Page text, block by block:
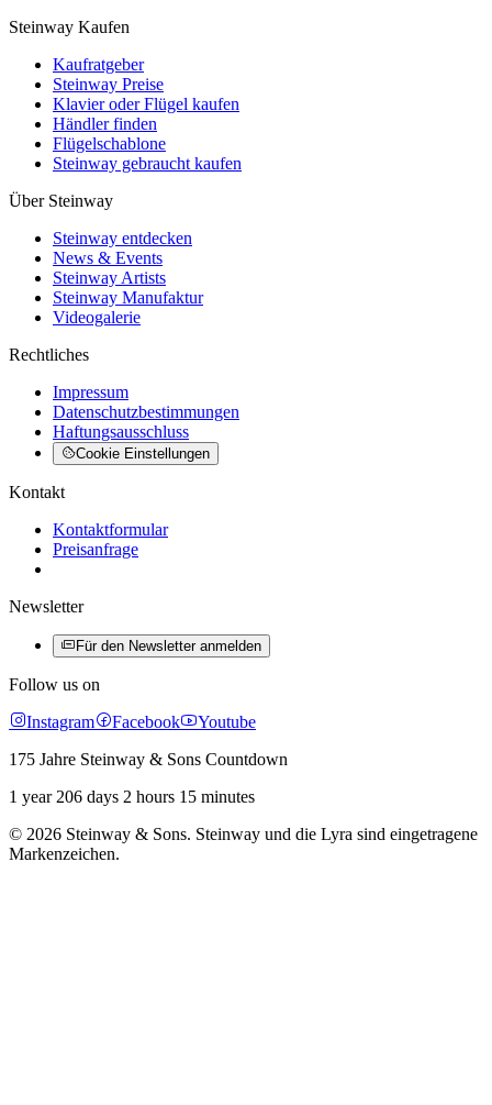
Steinway Kaufen
Kaufratgeber
Steinway Preise
Klavier oder Flügel kaufen
Händler finden
Flügelschablone
Steinway gebraucht kaufen
Über Steinway
Steinway entdecken
News & Events
Steinway Artists
Steinway Manufaktur
Videogalerie
Rechtliches
Impressum
Datenschutzbestimmungen
Haftungsausschluss
Cookie Einstellungen
Kontakt
Kontaktformular
Preisanfrage
Newsletter
Für den Newsletter anmelden
Follow us on
Instagram
Facebook
Youtube
175 Jahre Steinway & Sons Countdown
1 year 206 days 2 hours 15 minutes
© 2026 Steinway & Sons. Steinway und die Lyra sind eingetragene
Markenzeichen.